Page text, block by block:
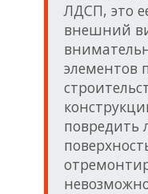
ЛДСП, это
внешний
элементов